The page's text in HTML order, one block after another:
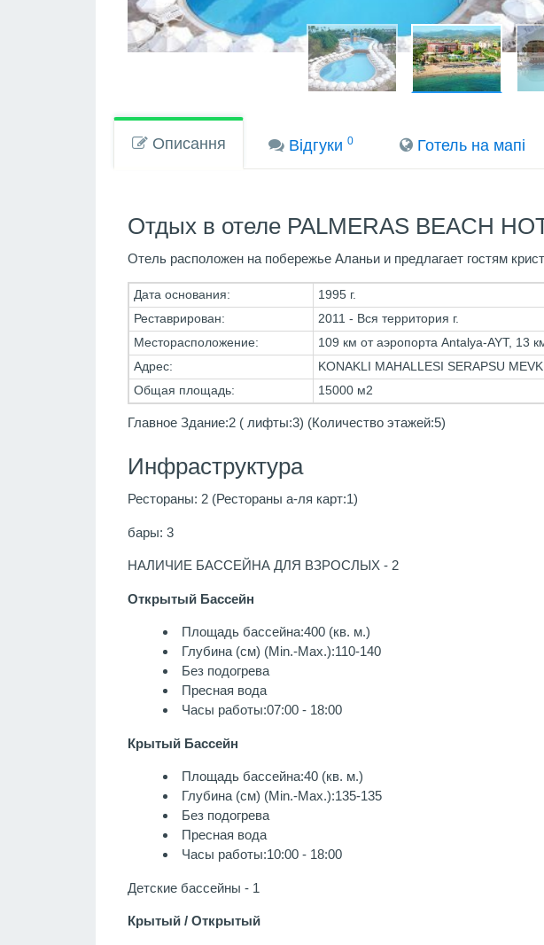
Описання Вiдгуки0 Готель на мапi
Отдых в отеле PALMERAS BEACH
Отель расположен на побережье Аланьи и предлагает гостям
Дата основания:
1995 г.
Реставрирован:
2011 - Вся территория г.
Месторасположение:
109 км от аэропорта Antalya-AYT, 13
Адрес:
KONAKLI MAHALLESI SERAPSU
Общая площадь:
15000 м2
Главное Здание:2 ( лифты:3) (Количество этажей:5)
Инфраструктура
Рестораны: 2 (Рестораны а-ля карт:1)
бары: 3
НАЛИЧИЕ БАССЕЙНА ДЛЯ ВЗРОСЛЫХ - 2
Открытый Бассейн
Площадь бассейна:400 (кв. м.)
Глубина (см) (Min.-Max.):110-140
Без подогрева
Пресная вода
Часы работы:07:00 - 18:00
Крытый Бассейн
Площадь бассейна:40 (кв. м.)
Глубина (см) (Min.-Max.):135-135
Без подогрева
Пресная вода
Часы работы:10:00 - 18:00
Детские бассейны - 1
Крытый / Открытый